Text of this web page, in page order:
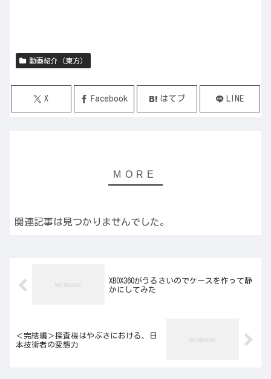
動画紹介（東方）
X Facebook はてブ LINE
関連記事は見つかりませんでした。
XBOX360がうるさいのでケースを作って静
かにしてみた
＜完結編＞探査機はやぶさにおける、日
本技術者の変態力